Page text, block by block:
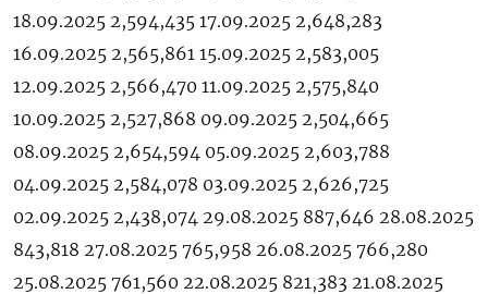
18.09.2025 2,594,435 17.09.2025 2,648,283
16.09.2025 2,565,861 15.09.2025 2,583,005
12.09.2025 2,566,470 11.09.2025 2,575,840
10.09.2025 2,527,868 09.09.2025 2,504,665
08.09.2025 2,654,594 05.09.2025 2,603,788
04.09.2025 2,584,078 03.09.2025 2,626,725
02.09.2025 2,438,074 29.08.2025 887,646 28.08.2025
843,818 27.08.2025 765,958 26.08.2025 766,280
25.08.2025 761,560 22.08.2025 821,383 21.08.2025